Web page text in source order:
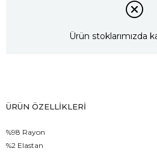
Ürün stoklarımızda
ÜRÜN ÖZELLIKLERI
%98 Rayon
%2 Elastan